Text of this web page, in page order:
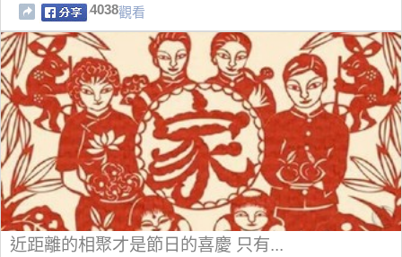
4038觀看
近距離的相聚才是節日的喜慶 只有...